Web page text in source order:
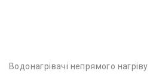
Водонагрівачі непрямого нагріву